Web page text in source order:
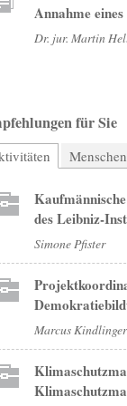
Annahme
Dr. jur. Martin
für Sie
(aktiver Reiter)
Menschen
des Leibniz-
Simone Pfister
Marcus Kindlinger